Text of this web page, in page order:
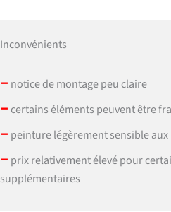
Inconvénients
– notice de montage peu claire
–certains éléments peuvent être
– peinture légèrement sensible aux
– prix relativement élevé pour
supplémentaires